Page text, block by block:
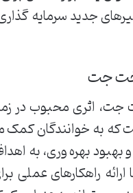
جدید سرمایه گذاری
جت
اثری محبوب در
به خوانندگان کمک
بهره وری، به
ارائه راهکارهای عملی